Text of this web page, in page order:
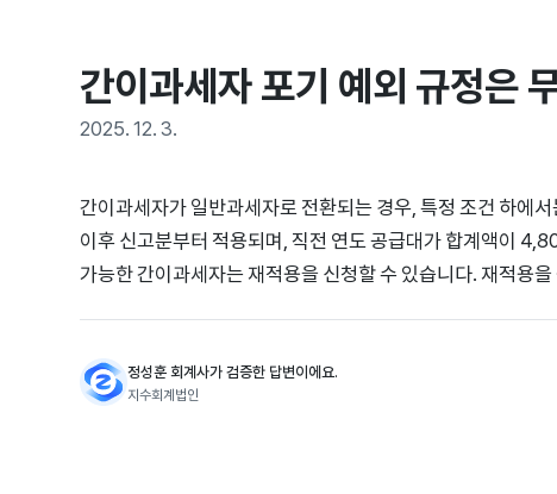
간이과세자 포기 예외 규정은
2025. 12. 3.
간이과세자가 일반과세자로 전환되는 경우, 특정 조건 하에
이후 신고분부터 적용되며, 직전 연도 공급대가 합계액이
가능한 간이과세자는 재적용을 신청할 수 있습니다. 재적용
정성훈 회계사가 검증한 답변이에요.
지수회계법인